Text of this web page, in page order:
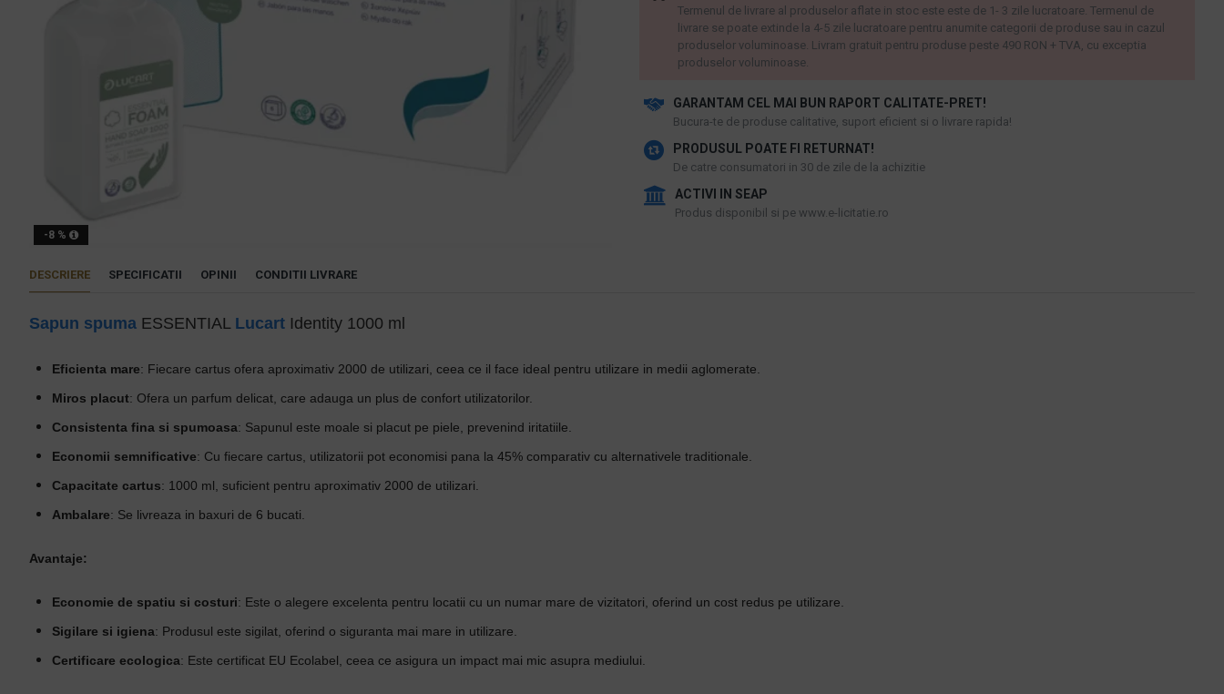
-8 %
GARANTAM CEL MAI BUN RAPORT CALITATE-PRET!
​Bucura-te de produse calitative, suport eficient si o livrare rapida!
PRODUSUL POATE FI RETURNAT!
De catre consumatori in 30 de zile de la achizitie
ACTIVI IN SEAP
Produs disponibil si pe www.e-licitatie.ro
Termenul de livrare al produselor aflate in stoc este este de 1- 3 zile lucratoare. Termenul de
livrare se poate extinde la 4-5 zile lucratoare pentru anumite categorii de produse sau in cazul
produselor voluminoase. Livram gratuit pentru produse peste 490 RON + TVA, cu exceptia
produselor voluminoase.
DESCRIERE SPECIFICATII OPINII CONDITII LIVRARE
Sapun spuma ESSENTIAL Lucart Identity 1000 ml
Eficienta mare: Fiecare cartus ofera aproximativ 2000 de utilizari, ceea ce il face ideal pentru utilizare in medii aglomerate.
Miros placut: Ofera un parfum delicat, care adauga un plus de confort utilizatorilor.
Consistenta fina si spumoasa: Sapunul este moale si placut pe piele, prevenind iritatiile.
Economii semnificative: Cu fiecare cartus, utilizatorii pot economisi pana la 45% comparativ cu alternativele traditionale.
Capacitate cartus: 1000 ml, suficient pentru aproximativ 2000 de utilizari.
Ambalare: Se livreaza in baxuri de 6 bucati.
Avantaje:
Economie de spatiu si costuri: Este o alegere excelenta pentru locatii cu un numar mare de vizitatori, oferind un cost redus pe utilizare.
Sigilare si igiena: Produsul este sigilat, oferind o siguranta mai mare in utilizare.
Certificare ecologica: Este certificat EU Ecolabel, ceea ce asigura un impact mai mic asupra mediului.